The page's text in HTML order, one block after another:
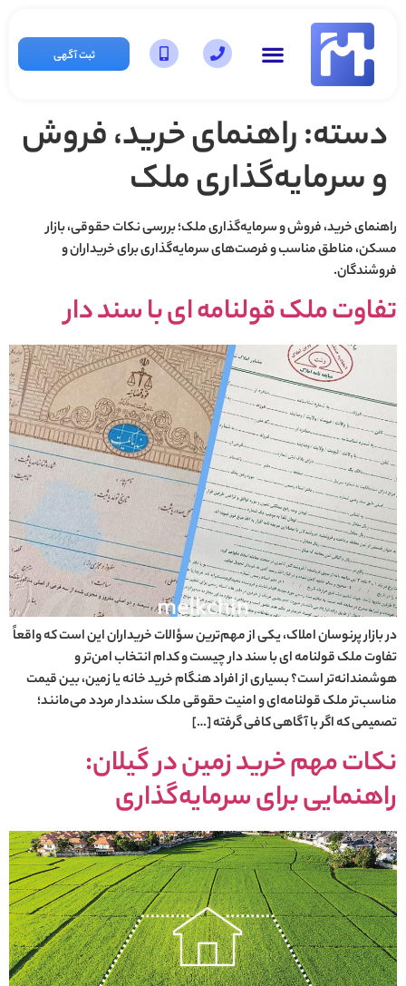
ثبت آگهی
دسته:راهنمای خرید، فروش
و سرمایه‌گذاری ملک
راهنمای خرید، فروش و سرمایه‌گذاری ملک؛ بررسی نکات حقوقی، بازار
مسکن، مناطق مناسب و فرصت‌های سرمایه‌گذاری برای خریداران و
فروشندگان.
تفاوت ملک قولنامه ای با سند دار
در بازار پرنوسان املاک، یکی از مهم‌ترین سؤالات خریداران این است که واقعاً
تفاوت ملک قولنامه ای با سند دار چیست و کدام انتخاب امن‌تر و
هوشمندانه‌تر است؟ بسیاری از افراد هنگام خرید خانه یا زمین، بین قیمت
مناسب‌تر ملک قولنامه‌ای و امنیت حقوقی ملک سنددار مردد می‌مانند؛
تصمیمی که اگر با آگاهی کافی گرفته […]
نکات مهم خرید زمین در گیلان:
راهنمایی برای سرمایه‌گذاری